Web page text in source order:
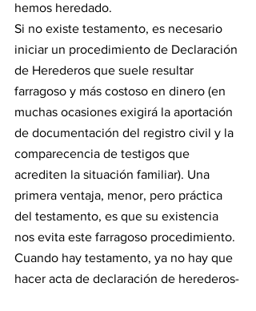
hemos heredado.
Si no existe testamento, es necesario
iniciar un procedimiento de Declaración
de Herederos que suele resultar
farragoso y más costoso en dinero (en
muchas ocasiones exigirá la aportación
de documentación del registro civil y la
comparecencia de testigos que
acrediten la situación familiar). Una
primera ventaja, menor, pero práctica
del testamento, es que su existencia
nos evita este farragoso procedimiento.
Cuando hay testamento, ya no hay que
hacer acta de declaración de herederos-